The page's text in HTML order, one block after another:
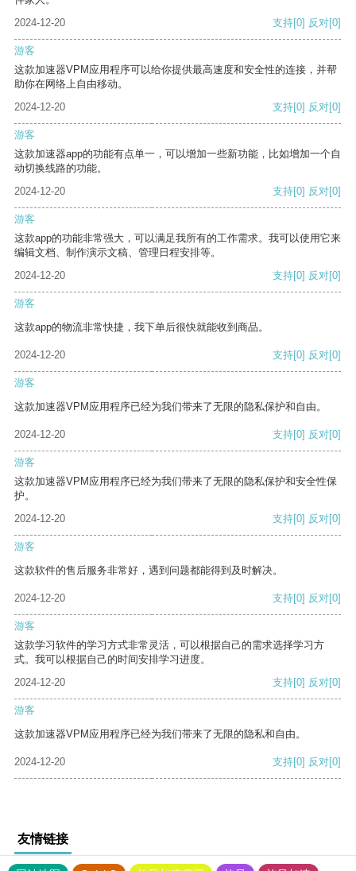
2024-12-20
支持[0] 反对[0]
游客
这款加速器VPM应用程序可以给你提供最高速度和安全性的连接，并帮
助你在网络上自由移动。
2024-12-20
支持[0] 反对[0]
游客
这款加速器app的功能有点单一，可以增加一些新功能，比如增加一个自
动切换线路的功能。
2024-12-20
支持[0] 反对[0]
游客
这款app的功能非常强大，可以满足我所有的工作需求。我可以使用它来
编辑文档、制作演示文稿、管理日程安排等。
2024-12-20
支持[0] 反对[0]
游客
这款app的物流非常快捷，我下单后很快就能收到商品。
2024-12-20 支持[0] 反对[0]
游客
这款加速器VPM应用程序已经为我们带来了无限的隐私保护和自由。
2024-12-20 支持[0] 反对[0]
游客
这款加速器VPM应用程序已经为我们带来了无限的隐私保护和安全性保
护。
2024-12-20
支持[0] 反对[0]
游客
这款软件的售后服务非常好，遇到问题都能得到及时解决。
2024-12-20 支持[0] 反对[0]
游客
这款学习软件的学习方式非常灵活，可以根据自己的需求选择学习方
式。我可以根据自己的时间安排学习进度。
2024-12-20
支持[0] 反对[0]
游客
这款加速器VPM应用程序已经为我们带来了无限的隐私和自由。
2024-12-20 支持[0] 反对[0]
友情链接